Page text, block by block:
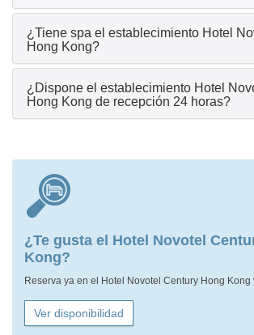
¿Tiene spa el establecimiento Hotel
Hong Kong?
¿Dispone el establecimiento Hotel
Hong Kong de recepción 24 horas?
¿Te gusta el Hotel Novotel
Kong?
Reserva ya en el Hotel Novotel Century Hong Kong
Ver disponibilidad